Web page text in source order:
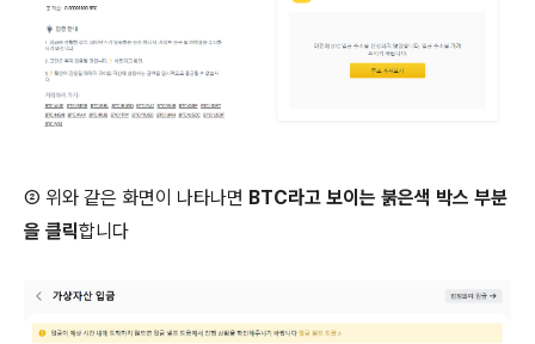
② 위와 같은 화면이 나타나면 BTC라고 보이는 붉은색 박스 부분
을 클릭합니다